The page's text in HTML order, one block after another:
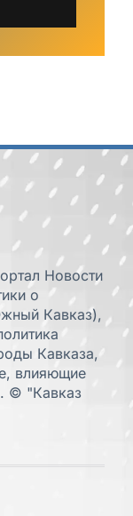
Новости
о
Кавказ),
Кавказа,
влияющие
© "Кавказ